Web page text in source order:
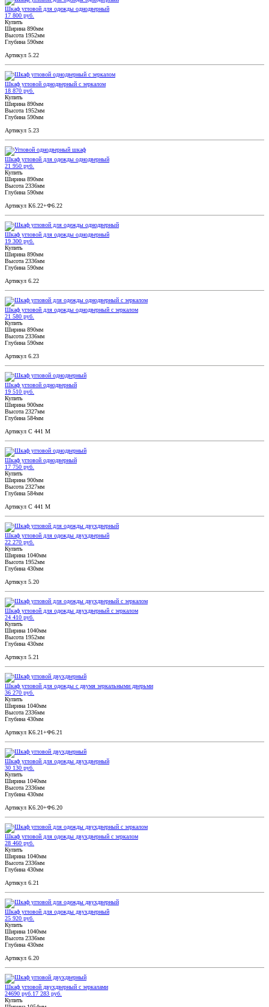
Шкаф угловой для одежды однодверный
17 800 руб.
Купить
Ширина 890мм
Высота 1952мм
Глубина 590мм
Артикул 5.22
Шкаф угловой однодверный с зеркалом
18 870 руб.
Купить
Ширина 890мм
Высота 1952мм
Глубина 590мм
Артикул 5.23
Шкаф угловой для одежды однодверный
21 950 руб.
Купить
Ширина 890мм
Высота 2336мм
Глубина 590мм
Артикул К6.22+Ф6.22
Шкаф угловой для одежды однодверный
19 300 руб.
Купить
Ширина 890мм
Высота 2336мм
Глубина 590мм
Артикул 6.22
Шкаф угловой для одежды однодверный с зеркалом
21 580 руб.
Купить
Ширина 890мм
Высота 2336мм
Глубина 590мм
Артикул 6.23
Шкаф угловой однодверный
19 510 руб.
Купить
Ширина 900мм
Высота 2327мм
Глубина 584мм
Артикул С 441 М
Шкаф угловой однодверный
17 750 руб.
Купить
Ширина 900мм
Высота 2327мм
Глубина 584мм
Артикул С 441 М
Шкаф угловой для одежды двухдверный
22 270 руб.
Купить
Ширина 1040мм
Высота 1952мм
Глубина 430мм
Артикул 5.20
Шкаф угловой для одежды двухдверный с зеркалом
24 410 руб.
Купить
Ширина 1040мм
Высота 1952мм
Глубина 430мм
Артикул 5.21
Шкаф угловой для одежды с двумя зеркальными дверьми
36 270 руб.
Купить
Ширина 1040мм
Высота 2336мм
Глубина 430мм
Артикул К6.21+Ф6.21
Шкаф угловой для одежды двухдверный
30 130 руб.
Купить
Ширина 1040мм
Высота 2336мм
Глубина 430мм
Артикул К6.20+Ф6.20
Шкаф угловой для одежды двухдверный с зеркалом
28 460 руб.
Купить
Ширина 1040мм
Высота 2336мм
Глубина 430мм
Артикул 6.21
Шкаф угловой для одежды двухдверный
25 920 руб.
Купить
Ширина 1040мм
Высота 2336мм
Глубина 430мм
Артикул 6.20
Шкаф угловой двухдверный с зеркалами
24690 руб. 17 283 руб.
Купить